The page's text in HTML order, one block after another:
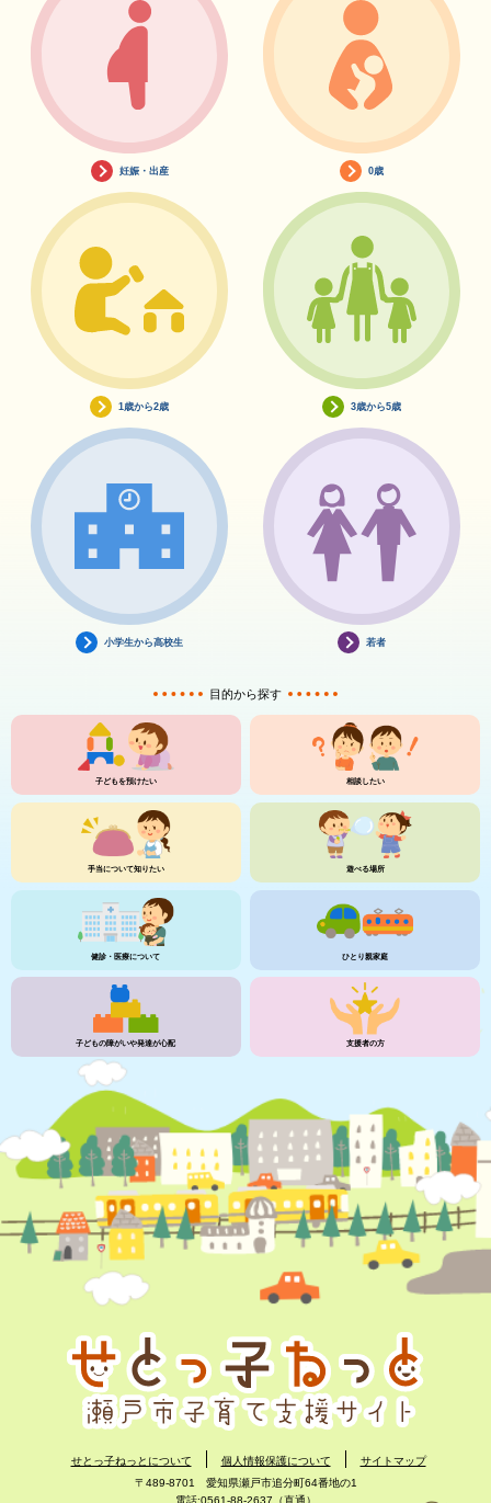
妊娠・出産 0歳
1歳から2歳 3歳から5歳
小学生から高校生 若者
目的から探す
子どもを預けたい 相談したい
手当について知りたい 遊べる場所
健診・医療について ひとり親家庭
子どもの障がいや発達が心配 支援者の方
せとっ子ねっとについて 個人情報保護について
サイトマップ
〒489-8701 愛知県瀬戸市追分町64番地の1
電話:0561-88-2637（直通）